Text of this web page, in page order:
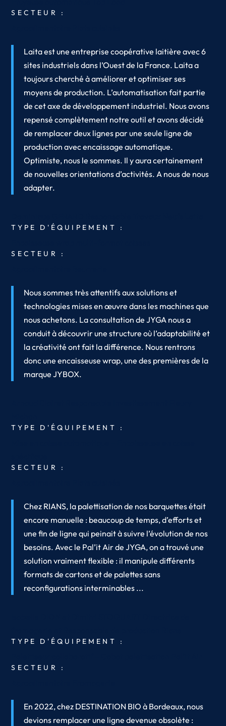
SECTEUR :
Laita est une entreprise coopérative laitière avec 6
sites industriels dans l’Ouest de la France. Laita a
toujours cherché à améliorer et optimiser ses
moyens de production. L’automatisation fait partie
de cet axe de développement industriel. Nous avons
repensé complètement notre outil et avons décidé
de remplacer deux lignes par une seule ligne de
production avec encaissage automatique.
Optimiste, nous le sommes. Il y aura certainement
de nouvelles orientations d’activités. A nous de nous
adapter.
TYPE D'ÉQUIPEMENT :
SECTEUR :
Nous sommes très attentifs aux solutions et
technologies mises en œuvre dans les machines que
nous achetons. La consultation de JYGA nous a
conduit à découvrir une structure où l’adaptabilité et
la créativité ont fait la différence. Nous rentrons
donc une encaisseuse wrap, une des premières de la
marque JYBOX.
TYPE D'ÉQUIPEMENT :
SECTEUR :
Chez RIANS, la palettisation de nos barquettes était
encore manuelle : beaucoup de temps, d’efforts et
une fin de ligne qui peinait à suivre l’évolution de nos
besoins. Avec le Pal’it Air de JYGA, on a trouvé une
solution vraiment flexible : il manipule différents
formats de cartons et de palettes sans
reconfigurations interminables ...
TYPE D'ÉQUIPEMENT :
SECTEUR :
En 2022, chez DESTINATION BIO à Bordeaux, nous
devions remplacer une ligne devenue obsolète :